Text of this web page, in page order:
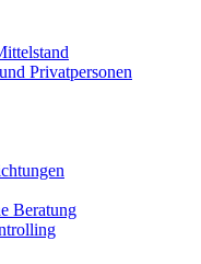
Privatpersonen
Beratung